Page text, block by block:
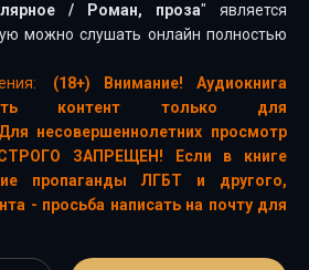
/ Роман, проза" является
можно слушать онлайн полностью
(18+) Внимание! Аудиокнига
контент только для
несовершеннолетних просмотр
СТРОГО ЗАПРЕЩЕН! Если в книге
пропаганды ЛГБТ и другого,
- просьба написать на почту для